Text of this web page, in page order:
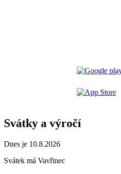
Svátky a výročí
Dnes je 10.8.2026
Svátek má Vavřinec